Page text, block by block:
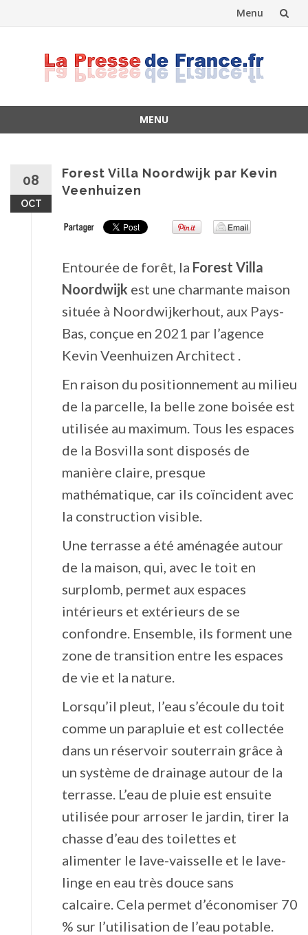
Menu
MENU
08
OCT
Forest Villa Noordwijk par Kevin
Veenhuizen
Entourée de forêt, la Forest Villa
Noordwijk est une charmante maison
située à Noordwijkerhout, aux Pays-
Bas, conçue en 2021 par l’agence
Kevin Veenhuizen Architect .
En raison du positionnement au milieu
de la parcelle, la belle zone boisée est
utilisée au maximum. Tous les espaces
de la Bosvilla sont disposés de
manière claire, presque
mathématique, car ils coïncident avec
la construction visible.
Une terrasse a été aménagée autour
de la maison, qui, avec le toit en
surplomb, permet aux espaces
intérieurs et extérieurs de se
confondre. Ensemble, ils forment une
zone de transition entre les espaces
de vie et la nature.
Lorsqu’il pleut, l’eau s’écoule du toit
comme un parapluie et est collectée
dans un réservoir souterrain grâce à
un système de drainage autour de la
terrasse. L’eau de pluie est ensuite
utilisée pour arroser le jardin, tirer la
chasse d’eau des toilettes et
alimenter le lave-vaisselle et le lave-
linge en eau très douce sans
calcaire. Cela permet d’économiser 70
% sur l’utilisation de l’eau potable.